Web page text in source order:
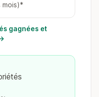
mois)*
gagnées et